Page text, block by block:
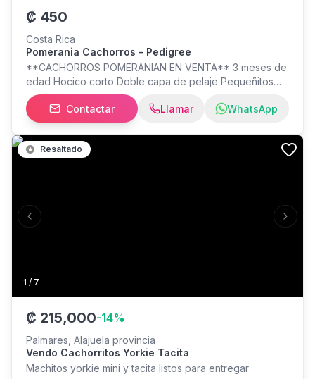
₡ 450
Costa Rica
Pomerania Cachorros - Pedigree
**CACHORROS POMERANIAN EN VENTA** 3 meses de
edad Hocico corto Doble capa de pelaje Pequeñitos
Padres importados, líneas de campeones Vacunas y
desparasitaciones al día Excelente temperamento,
ideales para familia o apartamento fotos de referencias
de otras camadas nacidas en casa Se entregan con
carné de vacunación Salud garantizada Hembras
Contactar Llamar WhatsApp
1 / 7
Previous slide Next
Resaltado
₡ 215,000-14%
Palmares, Alajuela provincia
Vendo Cachorritos Yorkie Tacita
Machitos yorkie mini y tacita listos para entregar